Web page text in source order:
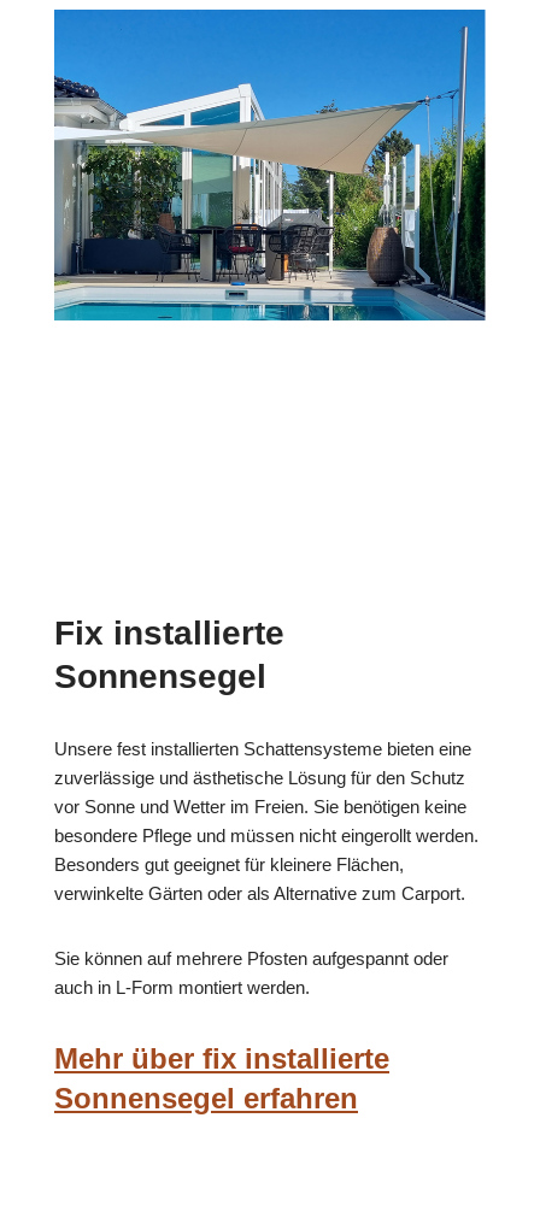
Fix installierte
Sonnensegel
Unsere fest installierten Schattensysteme bieten eine
zuverlässige und ästhetische Lösung für den Schutz
vor Sonne und Wetter im Freien. Sie benötigen keine
besondere Pflege und müssen nicht eingerollt werden.
Besonders gut geeignet für kleinere Flächen,
verwinkelte Gärten oder als Alternative zum Carport.
Sie können auf mehrere Pfosten aufgespannt oder
auch in L-Form montiert werden.
Mehr über fix installierte
Sonnensegel erfahren